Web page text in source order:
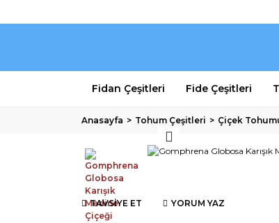
Fidan Çeşitleri Fide Çeşitleri
Anasayfa Tohum Çeşitleri Çiçek
TAVSİYE ET YORUM YAZ